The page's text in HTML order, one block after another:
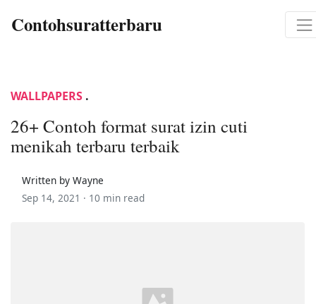
Contohsuratterbaru
WALLPAPERS .
26+ Contoh format surat izin cuti
menikah terbaru terbaik
Written by Wayne
Sep 14, 2021 · 10 min read